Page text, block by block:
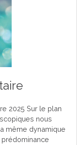
2025 Sur le plan
nous
même dynamique
prédominance